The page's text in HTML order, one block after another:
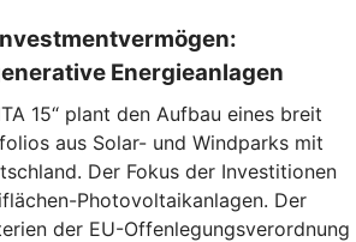
Energieanlagen
15“ plant den Aufbau eines breit
aus Solar- und Windparks mit
Der Fokus der Investitionen
Photovoltaikanlagen. Der
der EU-Offenlegungsverordnung